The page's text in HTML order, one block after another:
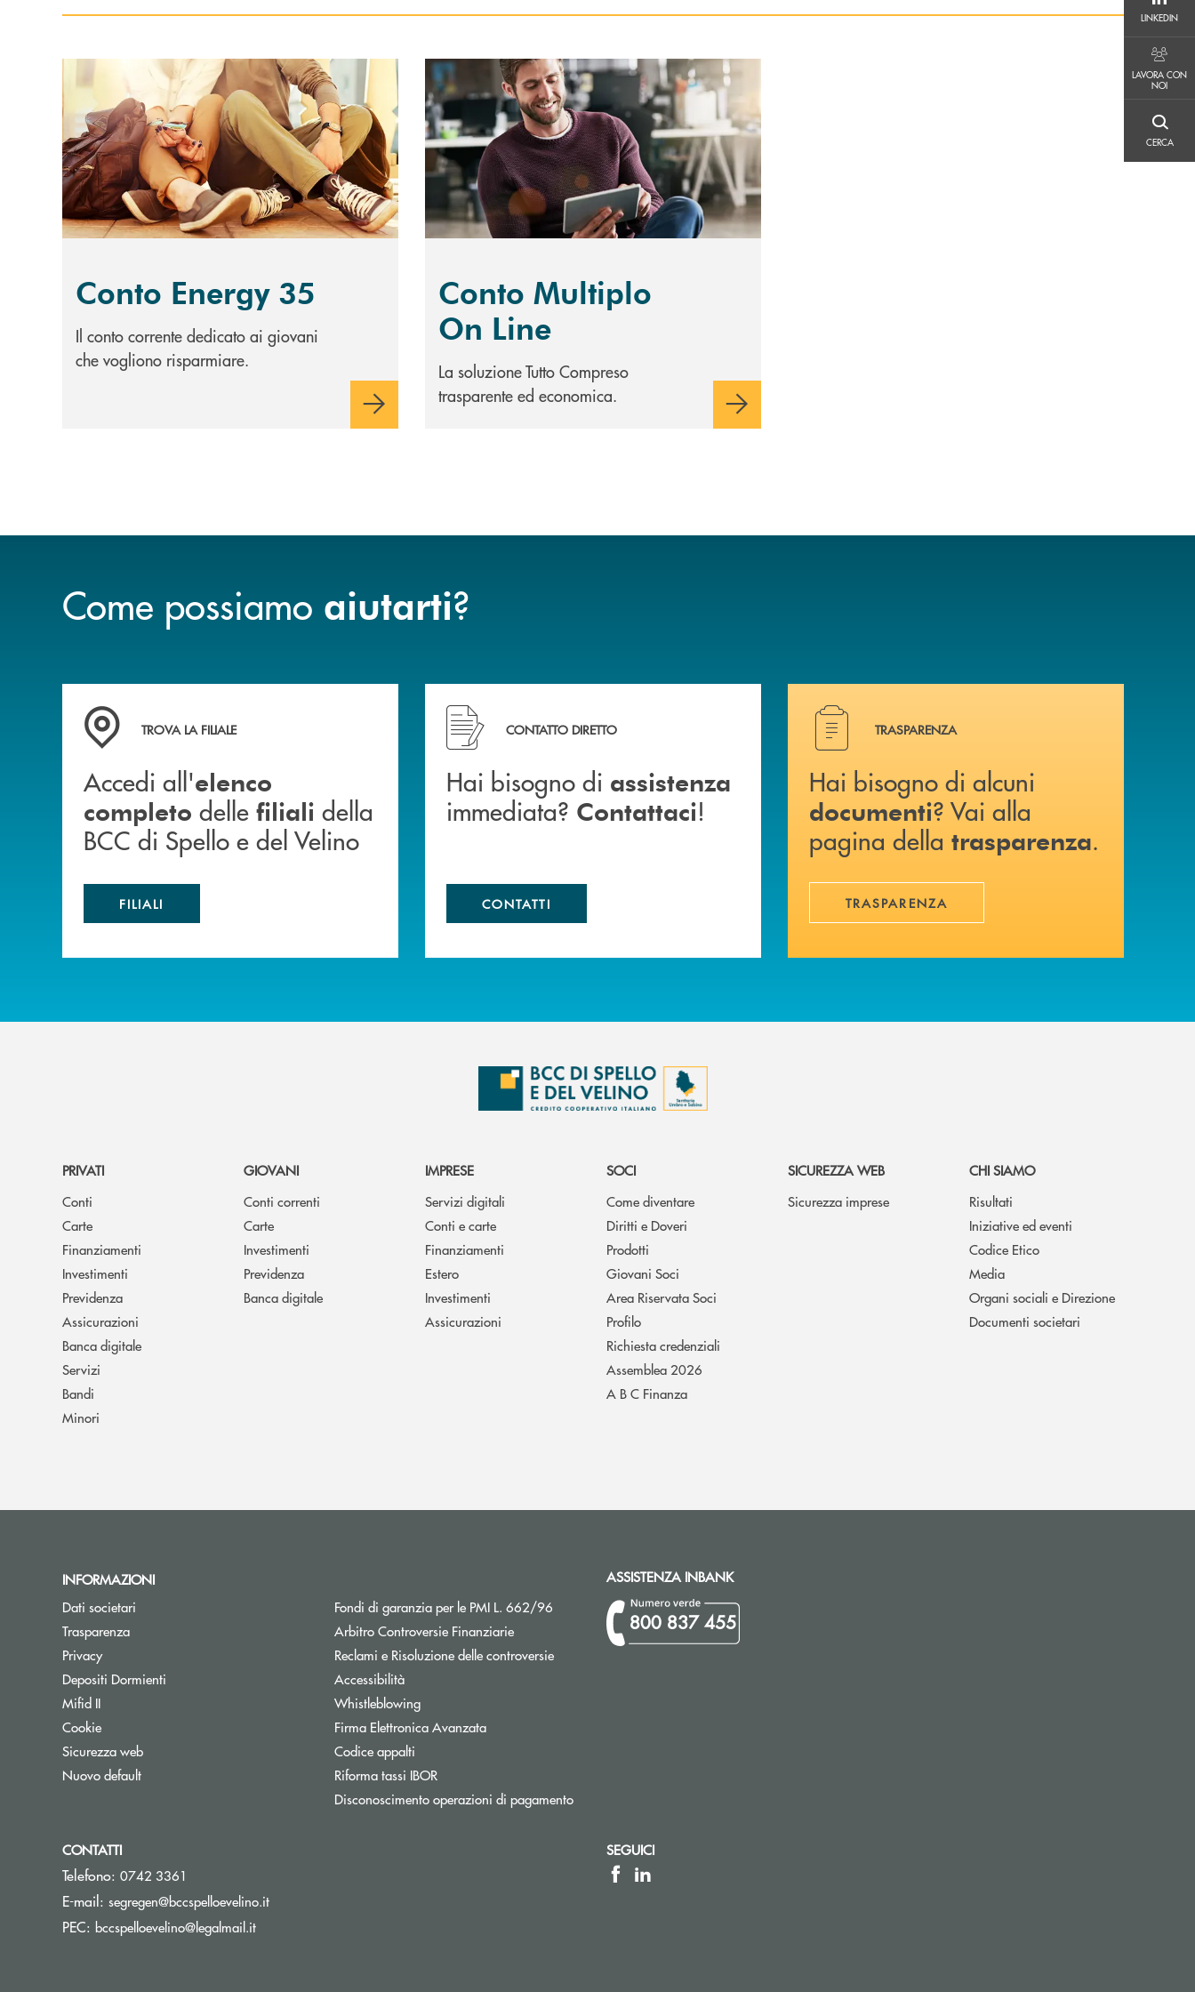
LINKEDIN
LAVORA CON
NOI
CERCA
Scopri di più Conto Energy 35
Conto Energy 35
Il conto corrente dedicato ai giovani
che vogliono risparmiare.
Scopri di più Conto Multiplo On Line
Conto Multiplo
On Line
La soluzione Tutto Compreso
trasparente ed economica.
Come possiamo aiutarti?
Accedi all' elenco completo delle filiali della BCC di Spello e del Velino
TROVA LA FILIALE
Accedi all'elenco
completo delle filiali della
BCC di Spello e del Velino
FILIALI
Hai bisogno di assistenza immediata? Contattaci !
CONTATTO DIRETTO
Hai bisogno di assistenza
immediata? Contattaci!
CONTATTI
Hai bisogno di alcuni documenti ? Vai alla pagina della
TRASPARENZA
Hai bisogno di alcuni
documenti? Vai alla
pagina della trasparenza.
TRASPARENZA
PRIVATI
Conti
Carte
Finanziamenti
Investimenti
Previdenza
Assicurazioni
Banca digitale
Servizi
Bandi
Minori
GIOVANI
Conti correnti
Carte
Investimenti
Previdenza
Banca digitale
IMPRESE
Servizi digitali
Conti e carte
Finanziamenti
Estero
Investimenti
Assicurazioni
SOCI
Come diventare
Diritti e Doveri
Prodotti
Giovani Soci
Area Riservata Soci
Profilo
Richiesta credenziali
Assemblea 2026
A B C Finanza
SICUREZZA WEB
Sicurezza imprese
CHI SIAMO
Risultati
Iniziative ed eventi
Codice Etico
Media
Organi sociali e Direzione
Documenti societari
INFORMAZIONI
Dati societari
Trasparenza
Privacy
Depositi Dormienti
Mifid II
Cookie
Sicurezza web
Nuovo default
Fondi di garanzia per le PMI L. 662/96 Apre una nuova finestra
Arbitro Controversie FinanziarieApre una nuova finestra
Reclami e Risoluzione delle controversie
Accessibilità
Whistleblowing
Firma Elettronica Avanzata
Codice appalti
Riforma tassi IBORApre una nuova finestra
Disconoscimento operazioni di pagamento
ASSISTENZA INBANK
800 837 455
CONTATTI
Telefono: 0742 3361
E-mail: segregen@bccspelloevelino.it(si apre l’app di posta elettronica)
PEC: bccspelloevelino@legalmail.it(si apre l’app di posta elettronica)
SEGUICI